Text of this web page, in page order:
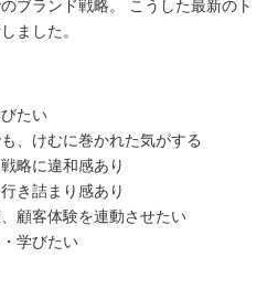
ブランド戦略。 こうした最新のト
ました。
たい
、けむに巻かれた気がする
略に違和感あり
き詰まり感あり
顧客体験を連動させたい
学びたい